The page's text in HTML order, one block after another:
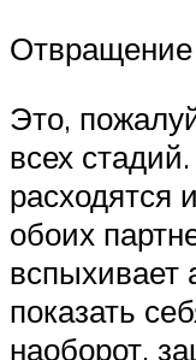
Отвращение
Это,
всех
расходятся
обоих
вспыхивает
показать
наоборот,